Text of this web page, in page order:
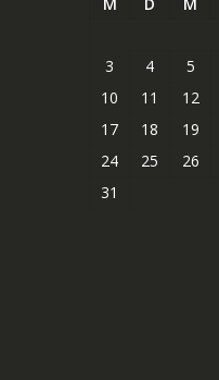
3
4 5
10
11 12
17
18 19
24
25 26
31